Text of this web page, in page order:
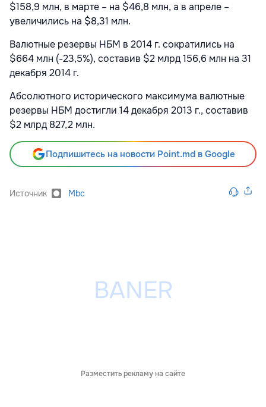
$158,9 млн, в марте – на $46,8 млн, а в апреле –
увеличились на $8,31 млн.
Валютные резервы НБМ в 2014 г. сократились на
$664 млн (-23,5%), составив $2 млрд 156,6 млн на 31
декабря 2014 г.
Абсолютного исторического максимума валютные
резервы НБМ достигли 14 декабря 2013 г., составив
$2 млрд 827,2 млн.
Подпишитесь на новости Point.md в Google
Источник Mbc
Разместить рекламу на сайте